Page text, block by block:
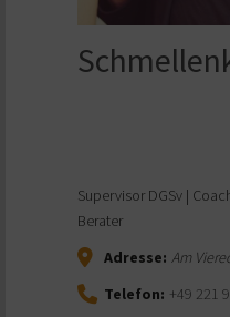
Supervisor DGSv |
Berater
Adresse: Am
Telefon: +49 221